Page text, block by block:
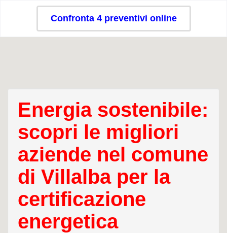
Confronta 4 preventivi online
Energia sostenibile:
scopri le migliori
aziende nel comune
di Villalba per la
certificazione
energetica